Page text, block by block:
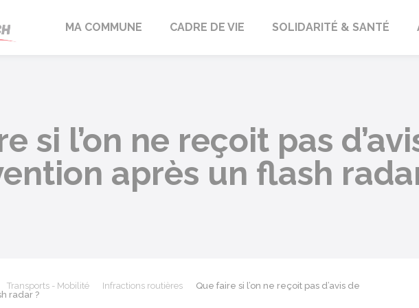
Behren-lès-Forbach
MA COMMUNE CADRE DE VIE SOLIDARITÉ & SANTÉ
si l’on ne reçoit pas
après un flash
Transports - Mobilité Infractions routières
Que faire si l’on ne reçoit pas d’avis de
radar ?